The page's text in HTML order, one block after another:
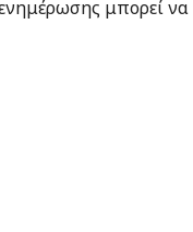
μπορεί να